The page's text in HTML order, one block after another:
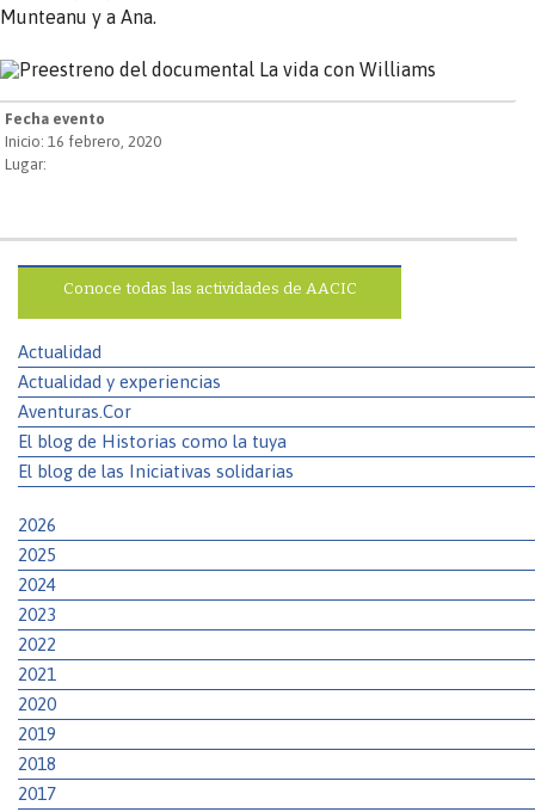
Munteanu y a Ana.
Fecha evento
Inicio: 16 febrero, 2020
Lugar:
Conoce todas las actividades de AACIC
Actualidad
Actualidad y experiencias
Aventuras.Cor
El blog de Historias como la tuya
El blog de las Iniciativas solidarias
2026
2025
2024
2023
2022
2021
2020
2019
2018
2017